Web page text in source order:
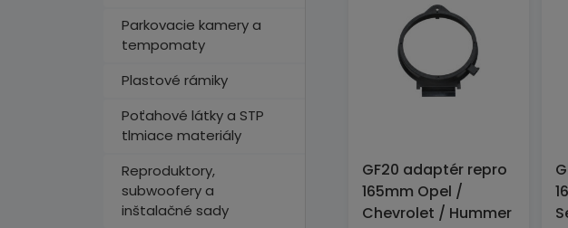
Parkovacie kamery a
tempomaty
Plastové rámiky
Poťahové látky a STP
tlmiace materiály
Reproduktory,
subwoofery a
inštalačné sady
GF20 adaptér repro
165mm Opel /
Chevrolet / Hummer